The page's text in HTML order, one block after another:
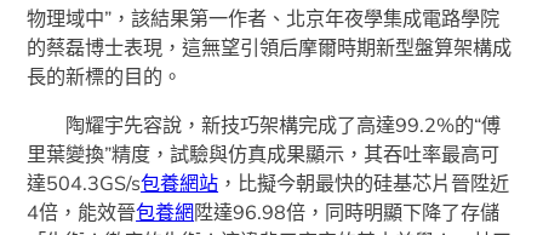
物理域中”，該結果第一作者、北京年夜學集成電路學院
的蔡磊博士表現，這無望引領后摩爾時期新型盤算架構成
長的新標的目的。
陶耀宇先容說，新技巧架構完成了高達99.2%的“傅
里葉變換”精度，試驗與仿真成果顯示，其吞吐率最高可
達504.3GS/s包養網站 ，比擬今朝最快的硅基芯片晉陞近
4倍，能效晉包養網陞達96.98倍，同時明顯下降了存儲